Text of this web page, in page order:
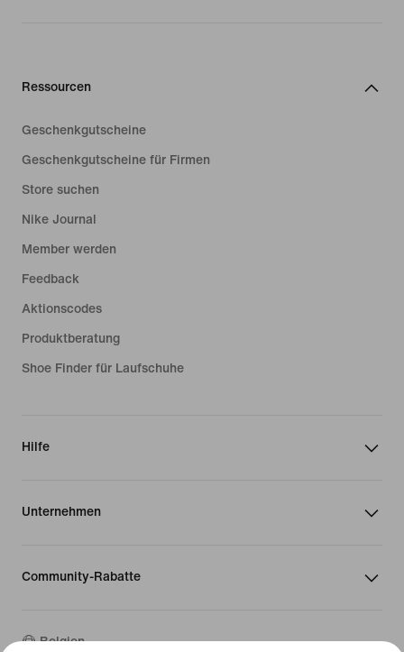
Ressourcen
Geschenkgutscheine
Geschenkgutscheine für Firmen
Store suchen
Nike Journal
Member werden
Feedback
Aktionscodes
Produktberatung
Shoe Finder für Laufschuhe
Hilfe
Unternehmen
Community-Rabatte
Belgien